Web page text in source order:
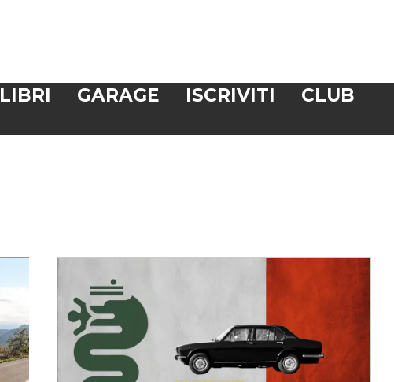
LIBRI GARAGE ISCRIVITI
CLUB